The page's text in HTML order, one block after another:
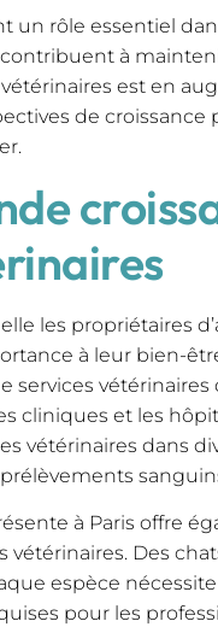
un rôle essentiel
à
est en
de
les propriétaires
à leur bien-
services vétérinaires
cliniques et les
vétérinaires dans
à Paris offre
vétérinaires. Des
espèce
pour les